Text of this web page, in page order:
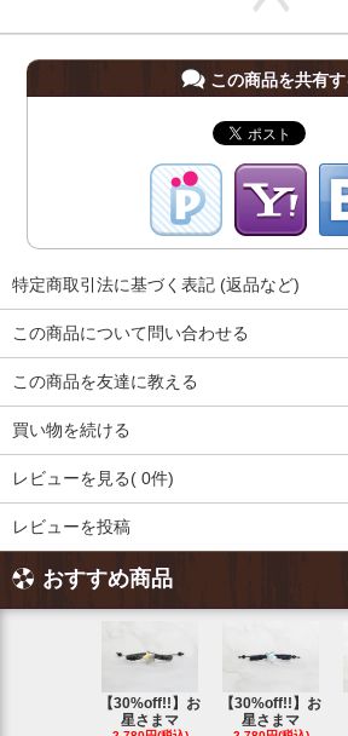
この商品を共有す
特定商取引法に基づく表記 (返品など)
この商品について問い合わせる
この商品を友達に教える
買い物を続ける
レビューを見る( 0件)
レビューを投稿
おすすめ商品
【30%off!!】お
星さまマ
【30%off!!】お
星さまマ